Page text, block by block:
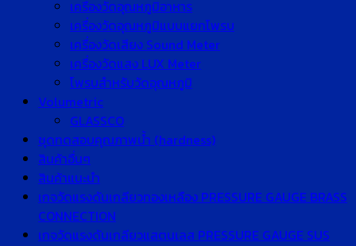
เครื่องวัดอุณหภูมิอาหาร
เครื่องวัดอุณหภูมิแบบแยกโพรบ
เครื่องวัดเสียง Sound Meter
เครื่องวัดแสง LUX Meter
โพรบสำหรับวัดอุณหภูมิ
Volumetric
GLASSCO
ชุดทดสอบคุณภาพน้ำ (hardness)
สินค้าอื่นๆ
สินค้าแนะนำ
เกจวัดแรงดันเกลียวทองเหลือง PRESSURE GAUGE BRASS
CONNECTION
เกจวัดแรงดันเกลียวแสตนเลส PRESSURE GAUGE SUS